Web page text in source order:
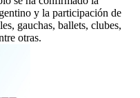
y la participación de
gauchas, ballets, clubes,
otras.